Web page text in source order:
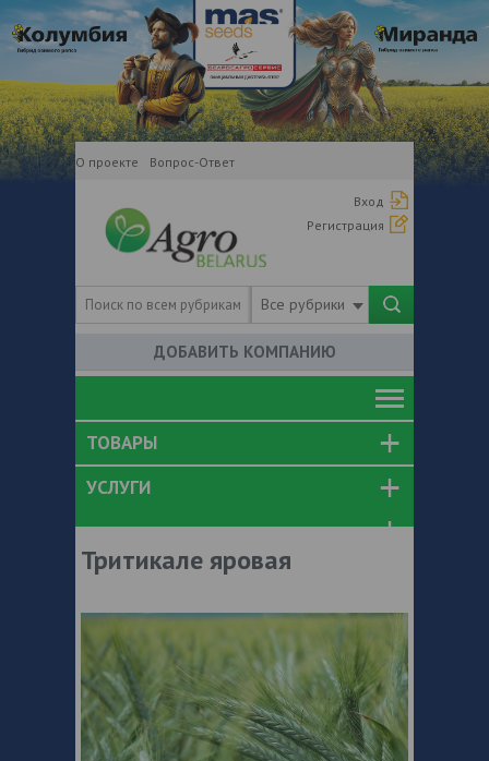
О проекте Вопрос-Ответ
Вход
Регистрация
Все рубрики
ДОБАВИТЬ КОМПАНИЮ
ТОВАРЫ
УСЛУГИ
Тритикале яровая